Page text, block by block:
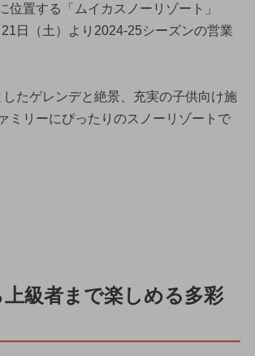
位置する「ムイカスノーリゾート」
日（土）より2024-25シーズンの営業
たゲレンデと絶景、充実の子供向け施
ミリーにぴったりのスノーリゾートで
級者まで楽しめる多彩